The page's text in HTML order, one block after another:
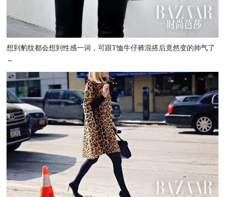
想到豹纹都会想到性感一词，可跟T恤牛仔裤混搭后竟然变的帅气了
～